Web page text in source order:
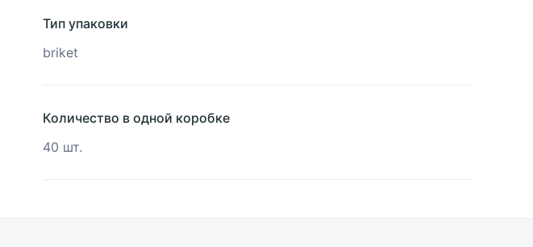
Тип упаковки
briket
Количество в одной коробке
40 шт.